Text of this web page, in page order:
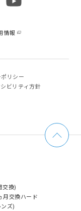
情報
リシー
ビリティ方針
交換)
月交換ハード
ズ)